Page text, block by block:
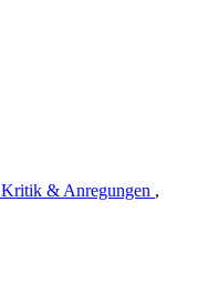
Kritik & Anregungen ,